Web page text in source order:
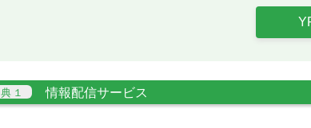
情報配信サービス